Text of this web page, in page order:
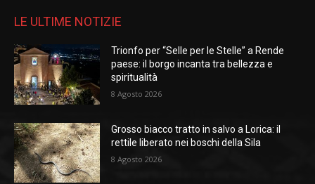
LE ULTIME NOTIZIE
Trionfo per “Selle per le Stelle” a Rende
paese: il borgo incanta tra bellezza e
spiritualità
8 Agosto 2026
Grosso biacco tratto in salvo a Lorica: il
rettile liberato nei boschi della Sila
8 Agosto 2026